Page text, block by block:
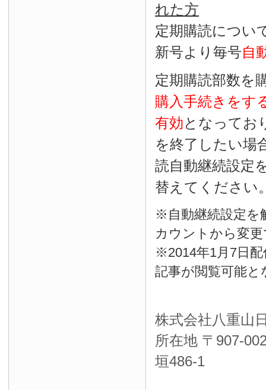
れた方
定期購読につい
新号より毎号自
定期購読部数を
購入手続きをす
有効となってお
を終了したい場
読自動継続設定
替えてください
※自動継続設定を
カウントから変
※2014年1月7日
記事が閲覧可能
株式会社八重山
所在地 〒 907-
垣486-1